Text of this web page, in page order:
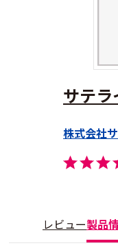
サテ
株式会社
レビュー製品